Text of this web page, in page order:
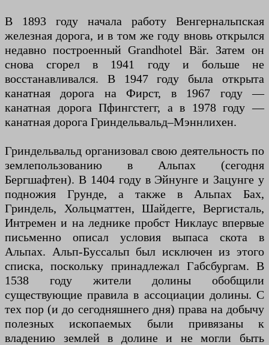
В 1893 году начала работу Венгернальпская
железная дорога, и в том же году вновь открылся
недавно построенный Grandhotel Bär. Затем он
снова сгорел в 1941 году и больше не
восстанавливался. В 1947 году была открыта
канатная дорога на Фирст, в 1967 году —
канатная дорога Пфингстегг, а в 1978 году —
канатная дорога Гриндельвальд–Мэннлихен.
Гриндельвальд организовал свою деятельность по
землепользованию в Альпах (сегодня
Бергшафтен). В 1404 году в Эйнунге и Зацунге у
подножия Грунде, а также в Альпах Бах,
Гриндель, Хольцматтен, Шайдегге, Вергисталь,
Интремен и на леднике пробст Никлаус впервые
письменно описал условия выпаса скота в
Альпах. Альп-Буссальп был исключен из этого
списка, поскольку принадлежал Габсбургам. В
1538 году жители долины обобщили
существующие правила в ассоциации долины. С
тех пор (и до сегодняшнего дня) права на добычу
полезных ископаемых были привязаны к
владению землей в долине и не могли быть